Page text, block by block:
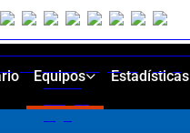
Equipos Estadísticas